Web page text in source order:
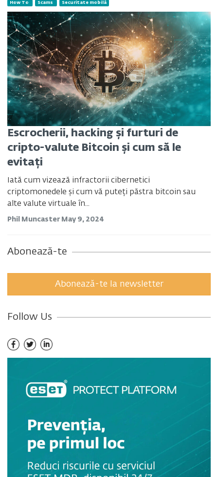
How To Scams Securitate mobilă
Escrocherii, hacking și furturi de
cripto-valute Bitcoin și cum să le
evitați
Iată cum vizează infractorii cibernetici
criptomonedele și cum vă puteți păstra bitcoin sau
alte valute virtuale în...
Phil Muncaster May 9, 2024
Abonează-te
Abonează-te la newsletter
Follow Us